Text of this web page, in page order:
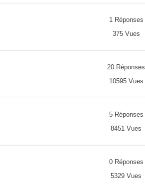
1 Réponses
375 Vues
20 Réponses
10595 Vues
5 Réponses
8451 Vues
0 Réponses
5329 Vues